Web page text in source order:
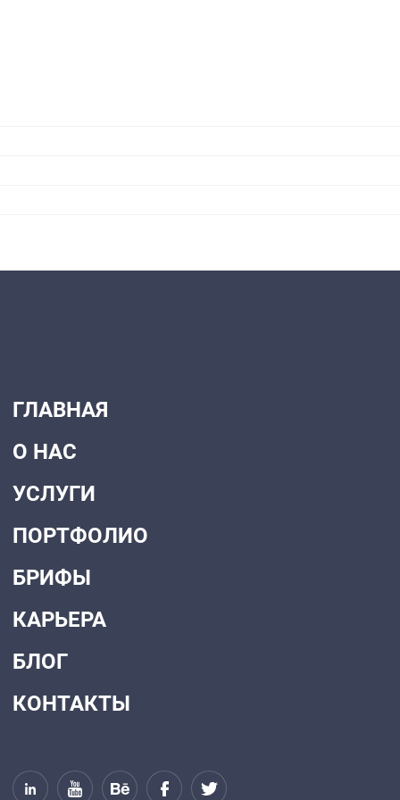
ГЛАВНАЯ
О НАС
УСЛУГИ
ПОРТФОЛИО
БРИФЫ
КАРЬЕРА
БЛОГ
КОНТАКТЫ